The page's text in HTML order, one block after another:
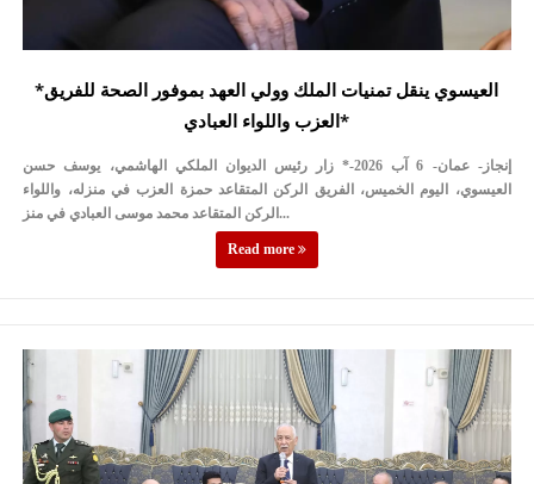
*العيسوي ينقل تمنيات الملك وولي العهد بموفور الصحة للفريق
العزب واللواء العبادي*
إنجاز- عمان- 6 آب 2026-* زار رئيس الديوان الملكي الهاشمي، يوسف حسن
العيسوي، اليوم الخميس، الفريق الركن المتقاعد حمزة العزب في منزله، واللواء
الركن المتقاعد محمد موسى العبادي في منز...
Read more